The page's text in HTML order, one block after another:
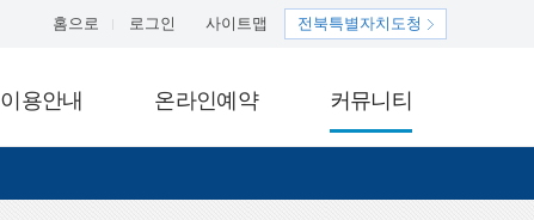
홈으로 로그인 사이트맵 전북특별자치도청
이용안내 온라인예약 커뮤니티